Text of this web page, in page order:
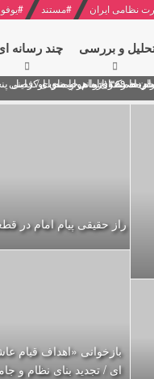
نظامی ایران #مستند #یوفو
و بررسی چند رسانه
درباره هواپیمای اوکراینی
خامنه ای
+ نکته خوانی و صوت
راز حقیقی پیام امام در
بازخوانی «اهداف قیام
ای / تجدید بنای نظام و